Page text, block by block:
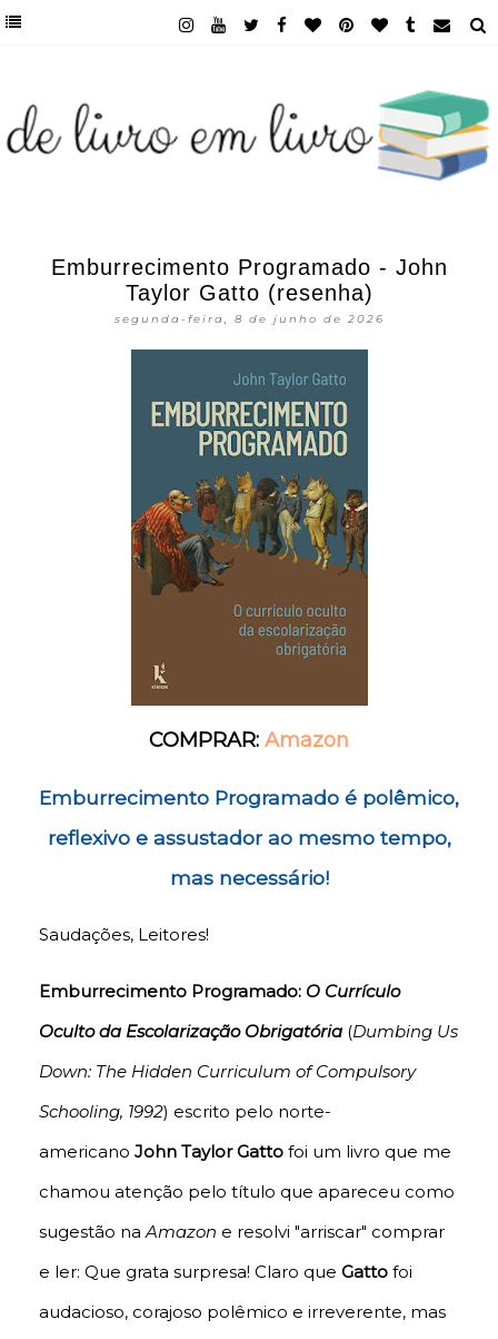
Emburrecimento Programado - John
Taylor Gatto (resenha)
segunda-feira, 8 de junho de 2026
COMPRAR: Amazon
Emburrecimento Programado é polêmico,
reflexivo e assustador ao mesmo tempo,
mas necessário!
Saudações, Leitores!
Emburrecimento Programado: O Currículo
Oculto da Escolarização Obrigatória (Dumbing Us
Down: The Hidden Curriculum of Compulsory
Schooling, 1992) escrito pelo norte-
americano John Taylor Gatto foi um livro que me
chamou atenção pelo título que apareceu como
sugestão na Amazon e resolvi "arriscar" comprar
e ler: Que grata surpresa! Claro que Gatto foi
audacioso, corajoso polêmico e irreverente, mas